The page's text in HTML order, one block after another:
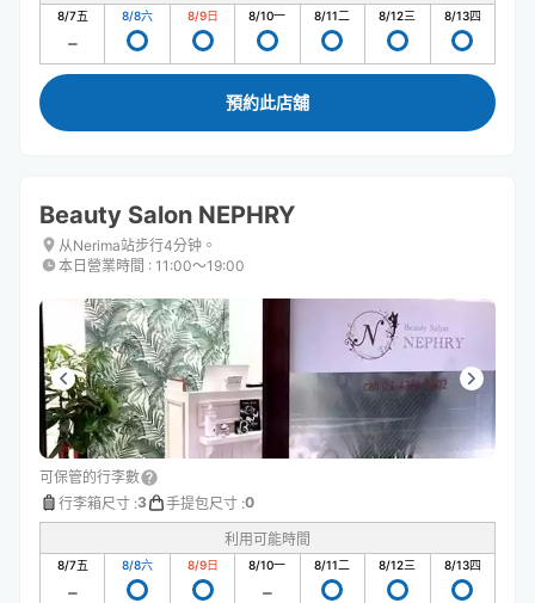
8/7五 8/8六 8/9日 8/10一 8/11二 8/12三 8/13四
預約此店舖
Beauty Salon NEPHRY
从Nerima站步行4分钟。
本日營業時間 : 11:00〜19:00
可保管的行李數
行李箱尺寸 :3 手提包尺寸 :0
利用可能時間
8/7五 8/8六 8/9日 8/10一 8/11二 8/12三 8/13四